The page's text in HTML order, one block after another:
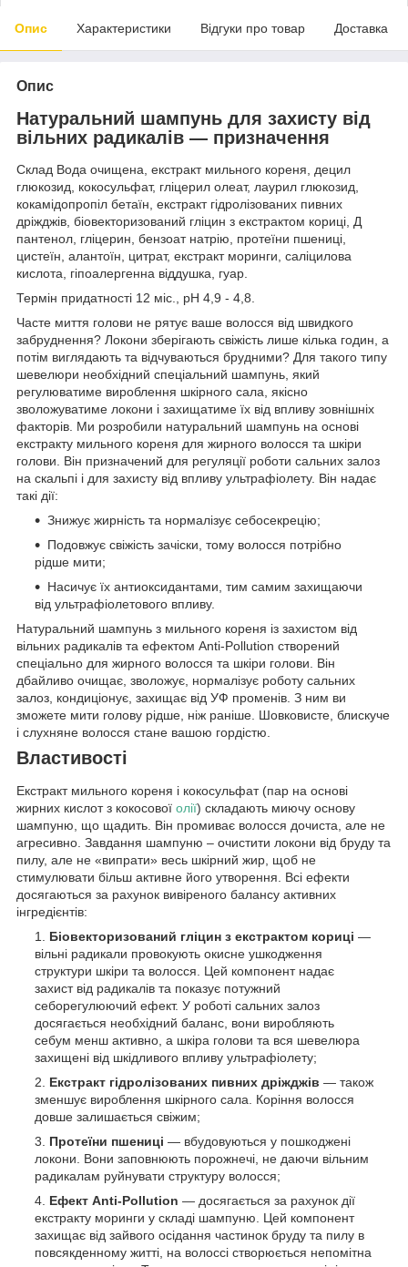
Опис Характеристики Відгуки про товар Доставка
Опис
Натуральний шампунь для захисту від
вільних радикалів — призначення
Склад Вода очищена, екстракт мильного кореня, децил
глюкозид, кокосульфат, гліцерил олеат, лаурил глюкозид,
кокамідопропіл бетаїн, екстракт гідролізованих пивних
дріжджів, біовекторизований гліцин з екстрактом кориці, Д
пантенол, гліцерин, бензоат натрію, протеїни пшениці,
цистеїн, алантоїн, цитрат, екстракт моринги, саліцилова
кислота, гіпоалергенна віддушка, гуар.
Термін придатності 12 міс., рН 4,9 - 4,8.
Часте миття голови не рятує ваше волосся від швидкого
забруднення? Локони зберігають свіжість лише кілька годин, а
потім виглядають та відчуваються брудними? Для такого типу
шевелюри необхідний спеціальний шампунь, який
регулюватиме вироблення шкірного сала, якісно
зволожуватиме локони і захищатиме їх від впливу зовнішніх
факторів. Ми розробили натуральний шампунь на основі
екстракту мильного кореня для жирного волосся та шкіри
голови. Він призначений для регуляції роботи сальних залоз
на скальпі і для захисту від впливу ультрафіолету. Він надає
такі дії:
Знижує жирність та нормалізує себосекрецію;
Подовжує свіжість зачіски, тому волосся потрібно
рідше мити;
Насичує їх антиоксидантами, тим самим захищаючи
від ультрафіолетового впливу.
Натуральний шампунь з мильного кореня із захистом від
вільних радикалів та ефектом Anti-Pollution створений
спеціально для жирного волосся та шкіри голови. Він
дбайливо очищає, зволожує, нормалізує роботу сальних
залоз, кондиціонує, захищає від УФ променів. З ним ви
зможете мити голову рідше, ніж раніше. Шовковисте, блискуче
і слухняне волосся стане вашою гордістю.
Властивості
Екстракт мильного кореня і кокосульфат (пар на основі
жирних кислот з кокосової олії) складають миючу основу
шампуню, що щадить. Він промиває волосся дочиста, але не
агресивно. Завдання шампуню – очистити локони від бруду та
пилу, але не «випрати» весь шкірний жир, щоб не
стимулювати більш активне його утворення. Всі ефекти
досягаються за рахунок вивіреного балансу активних
інгредієнтів:
Біовекторизований гліцин з екстрактом кориці —
вільні радикали провокують окисне ушкодження
структури шкіри та волосся. Цей компонент надає
захист від радикалів та показує потужний
себорегулюючий ефект. У роботі сальних залоз
досягається необхідний баланс, вони виробляють
себум менш активно, а шкіра голови та вся шевелюра
захищені від шкідливого впливу ультрафіолету;
Екстракт гідролізованих пивних дріжджів — також
зменшує вироблення шкірного сала. Коріння волосся
довше залишається свіжим;
Протеїни пшениці — вбудовуються у пошкоджені
локони. Вони заповнюють порожнечі, не даючи вільним
радикалам руйнувати структуру волосся;
Ефект Anti-Pollution — досягається за рахунок дії
екстракту моринги у складі шампуню. Цей компонент
захищає від зайвого осідання частинок бруду та пилу в
повсякденному житті, на волоссі створюється непомітна